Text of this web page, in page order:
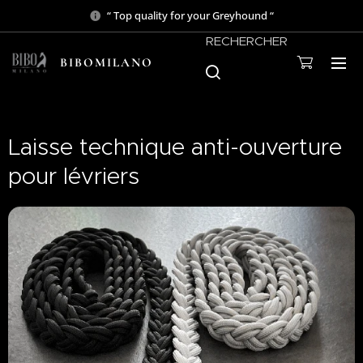
“ Top quality for your Greyhound “
BIBOMILANO
RECHERCHER
Laisse technique anti-ouverture
pour lévriers